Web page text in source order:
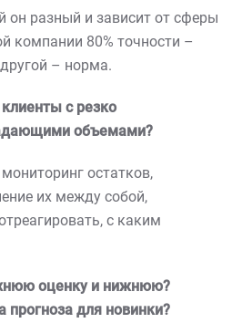
он разный и зависит от сферы
компании 80% точности –
– норма.
с резко
объемами?
остатков,
их между собой,
с каким
оценку и нижнюю?
прогноза для новинки?